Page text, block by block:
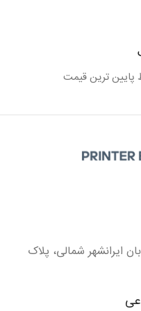
پایین ترین قیمت
ایرانشهر شمالی، پلاک